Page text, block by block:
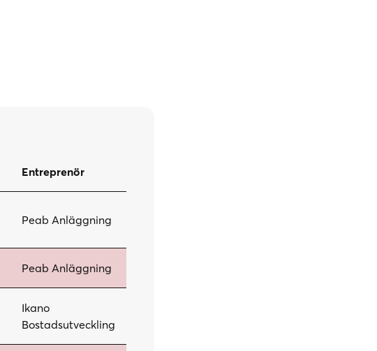
Entreprenör
Peab Anläggning
Peab Anläggning
Ikano
Bostadsutveckling